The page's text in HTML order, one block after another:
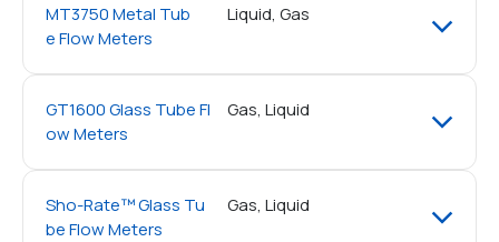
MT3750 Metal Tub
e Flow Meters
Liquid, Gas
GT1600 Glass Tube Fl
ow Meters
Gas, Liquid
Sho-Rate™ Glass Tu
be Flow Meters
Gas, Liquid